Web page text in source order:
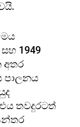
1949
අතර
පාලනය
තවදුරටත්